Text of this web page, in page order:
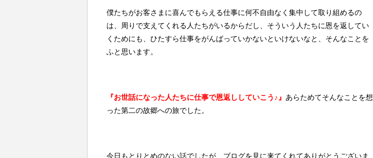
僕たちがお客さまに喜んでもらえる仕事に何不自由なく集中して取り組めるの
は、周りで支えてくれる人たちがいるからだし、そういう人たちに恩を返してい
くためにも、ひたすら仕事をがんばっていかないといけないなと、そんなことを
ふと思います。
『お世話になった人たちに仕事で恩返ししていこう♪』 あらためてそんなことを想
った第二の故郷への旅でした。
今日もとりとめのない話でしたが、ブログを見に来てくれてありがとうございま